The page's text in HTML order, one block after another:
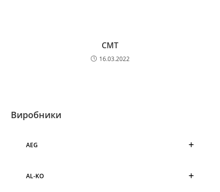
CMT
16.03.2022
Виробники
AEG
AL-KO